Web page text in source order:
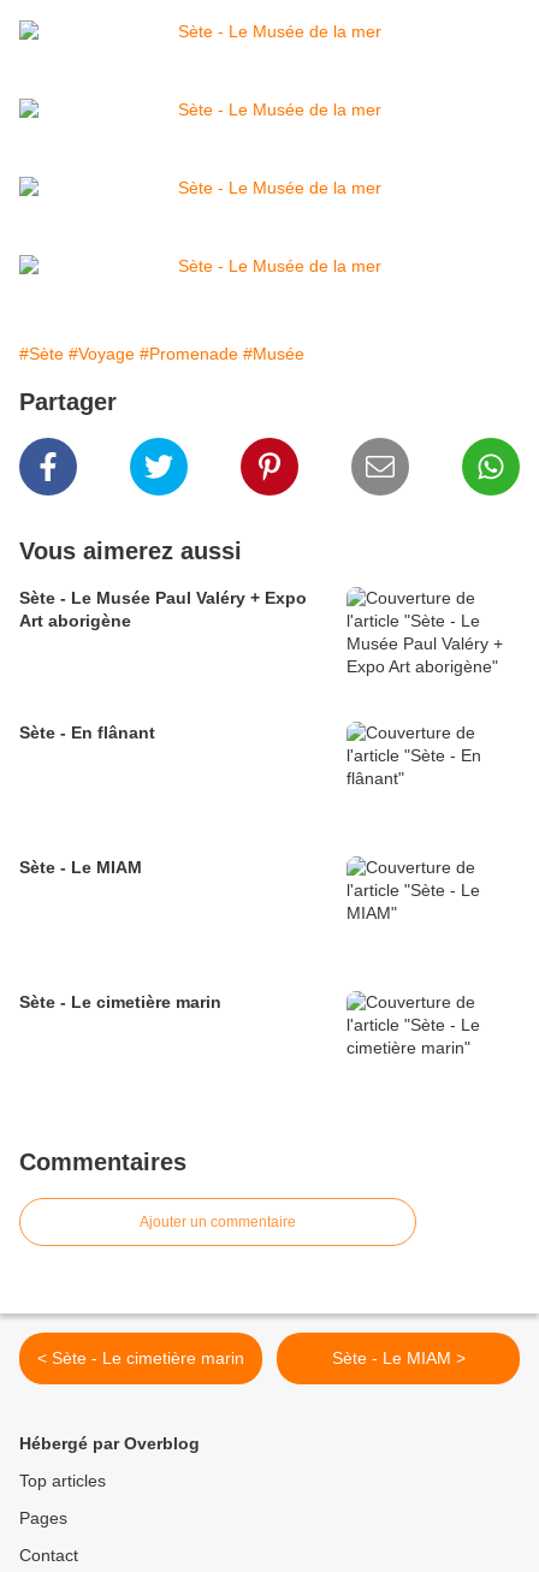
#Sète #Voyage #Promenade #Musée
Partager
Vous aimerez aussi
Sète - Le Musée Paul Valéry + Expo
Art aborigène
Sète - En flânant
Sète - Le MIAM
Sète - Le cimetière marin
Commentaires
Ajouter un commentaire
< Sète - Le cimetière marin Sète - Le MIAM >
Hébergé par Overblog
Top articles
Pages
Contact